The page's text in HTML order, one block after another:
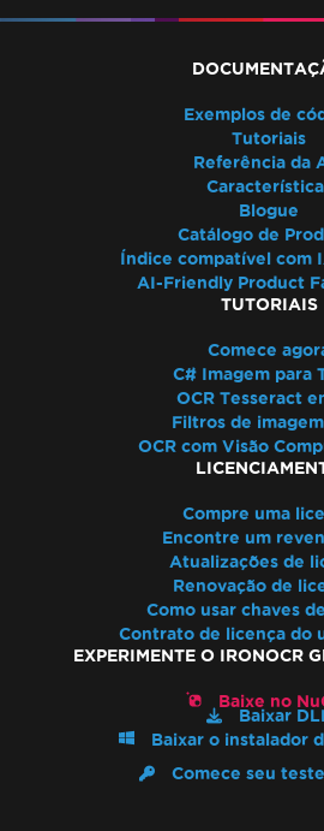
Exemplos de
Tutoriais
Referência da
Blogue
Catálogo de
Índice compatível com
AI-Friendly Product
TUTORIAIS
Comece
C# Imagem para
OCR Tesseract
Filtros de imagem
OCR com Visão
Compre uma
Encontre um
Atualizações de
Renovação de
Como usar chaves
Contrato de licença do
EXPERIMENTE O IRONOCR
Baixe no
Baixar
Baixar o instalador
Comece seu